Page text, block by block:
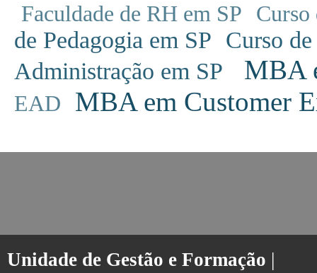
Faculdade de RH em SP Curso
de Pedagogia em SP Curso
Administração em SP
MBA
EAD MBA em Customer
Unidade de Gestão e Formação |